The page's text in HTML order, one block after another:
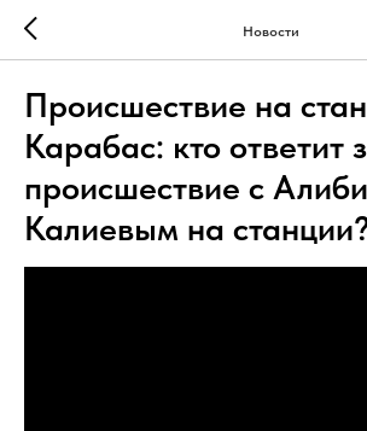
Новости
Происшествие на
Карабас: кто ответит
происшествие с Алиби
Калиевым на